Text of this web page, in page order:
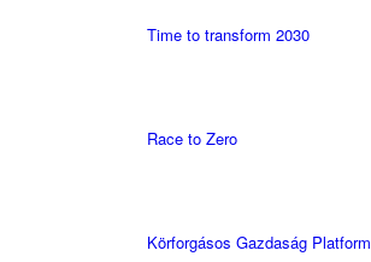
Time to transform 2030
Race to Zero
Körforgásos Gazdaság Platform